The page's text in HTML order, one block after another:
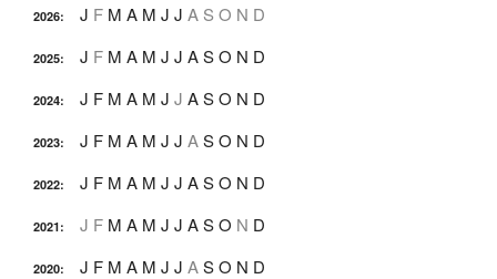
2026: J F M A M J J A S O N D
2025: J F M A M J J ASO N D
2024: J F M A M J J ASO N D
2023: J F M A M J J ASO N D
2022: J F M A M J J ASO N D
2021: J F M A M J J ASO N D
2020: J F M A M J J ASO N D